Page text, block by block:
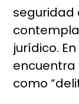
seguridad
jurídico.
encuentra
como